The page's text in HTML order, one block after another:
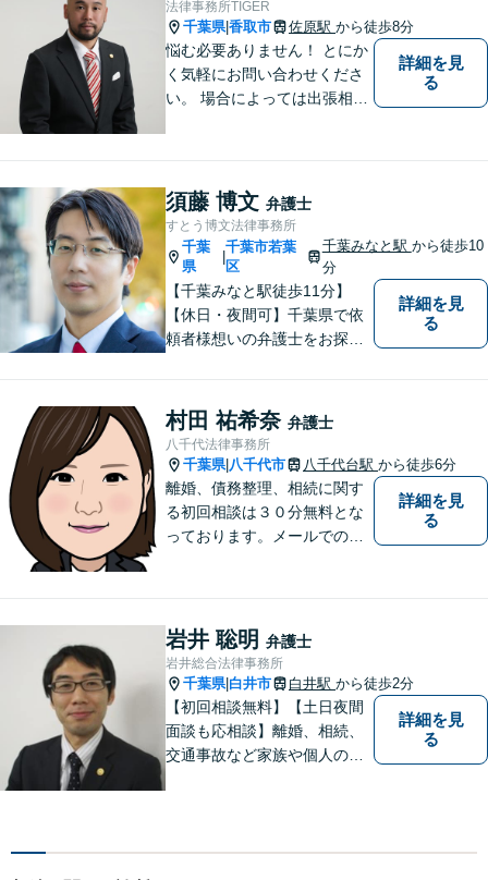
ご相談者様のお役に立てるよ
う尽力します。
法律事務所TIGER
千葉県|香取市 佐原駅 から徒歩8分
悩む必要ありません！ とにか
く気軽にお問い合わせくださ
い。 場合によっては出張相談
詳細を見
る
須藤 博文 弁護士
すとう博文法律事務所
千葉
県
千葉市若葉
区
千葉みなと駅 から徒歩10
分
【千葉みなと駅徒歩11分】
【休日・夜間可】千葉県で依
頼者様想いの弁護士をお探し
の経済面・精神面を大切に
し、幸福な生活を実現するた
めに努力を惜しみません。債
務整理／刑事／企業法務／交
通事故など、あらゆる問題に
対応可能◎
詳細を見
る
村田 祐希奈 弁護士
八千代法律事務所
千葉県| 八千代市 八千代台駅 から徒歩6分
離婚、債務整理、相続に関す
る初回相談は３０分無料とな
っております。メールでのご
詳細を見
る
岩井 聡明 弁護士
岩井総合法律事務所
千葉県| 白井市 白井駅 から徒歩2分
【初回相談無料】【土日夜間
面談も応相談】離婚、相続、
交通事故など家族や個人のト
を聞き、具体的な解決案をご
詳細を見
る